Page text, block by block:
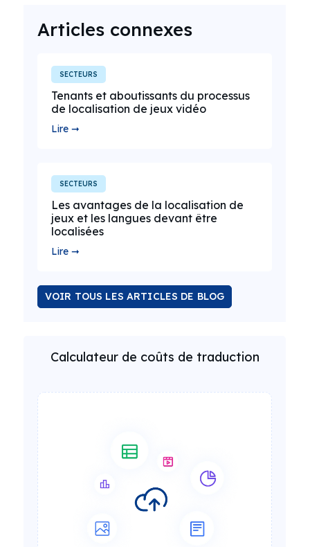
Articles connexes
SECTEURS
Tenants et aboutissants du processus
de localisation de jeux vidéo
Lire ➞
SECTEURS
Les avantages de la localisation de
jeux et les langues devant être
localisées
Lire ➞
VOIR TOUS LES ARTICLES DE BLOG
Calculateur de coûts de traduction